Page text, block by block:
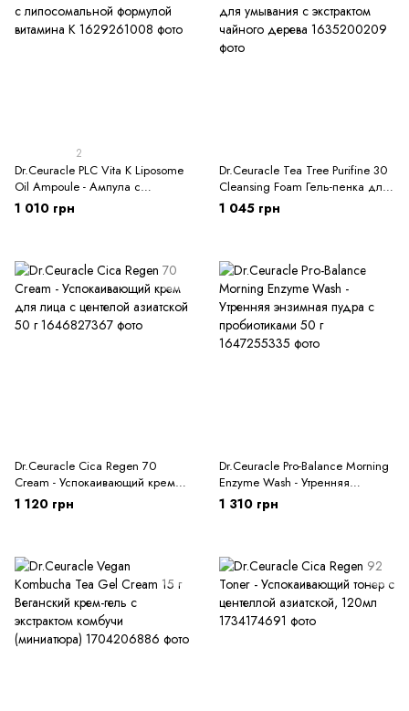
2
Dr.Ceuracle PLC Vita K Liposome
Oil Ampoule - Ампула с
липосомальной формулой
витамина К
1 010 грн
Dr.Ceuracle Tea Tree Purifine 30
Cleansing Foam Гель-пенка для
умывания с экстрактом чайного
1 045 грн
Dr.Ceuracle Cica Regen 70
Cream - Успокаивающий крем
для лица с центелой азиатской
1 120 грн
Dr.Ceuracle Pro-Balance Morning
Enzyme Wash - Утренняя
энзимная пудра с пробиотиками
1 310 грн